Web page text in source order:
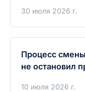
строительство
30 июля 2026 г.
Процесс
не остановил
10 июля 2026 г.